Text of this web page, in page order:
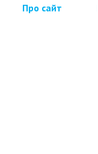
Про сайт